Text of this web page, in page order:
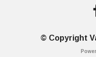
© Copyright